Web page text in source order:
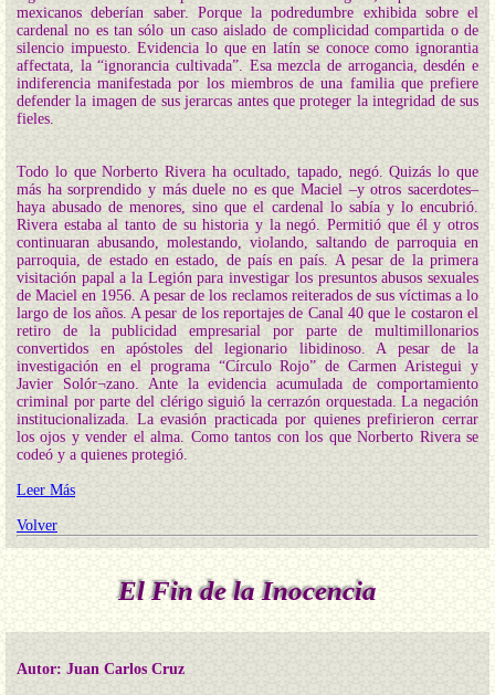
mexicanos deberían saber. Porque la podredumbre exhibida sobre el
cardenal no es tan sólo un caso aislado de complicidad compartida o de
silencio impuesto. Evidencia lo que en latín se conoce como ignorantia
affectata, la “ignorancia cultivada”. Esa mezcla de arrogancia, desdén e
indiferencia manifestada por los miembros de una familia que prefiere
defender la imagen de sus jerarcas antes que proteger la integridad de sus
fieles.
Todo lo que Norberto Rivera ha ocultado, tapado, negó. Quizás lo que
más ha sorprendido y más duele no es que Maciel –y otros sacerdotes–
haya abusado de menores, sino que el cardenal lo sabía y lo encubrió.
Rivera estaba al tanto de su historia y la negó. Permitió que él y otros
continuaran abusando, molestando, violando, saltando de parroquia en
parroquia, de estado en estado, de país en país. A pesar de la primera
visitación papal a la Legión para investigar los presuntos abusos sexuales
de Maciel en 1956. A pesar de los reclamos reiterados de sus víctimas a lo
largo de los años. A pesar de los reportajes de Canal 40 que le costaron el
retiro de la publicidad empresarial por parte de multimillonarios
convertidos en apóstoles del legionario libidinoso. A pesar de la
investigación en el programa “Círculo Rojo” de Carmen Aristegui y
Javier Solór¬zano. Ante la evidencia acumulada de comportamiento
criminal por parte del clérigo siguió la cerrazón orquestada. La negación
institucionalizada. La evasión practicada por quienes prefirieron cerrar
los ojos y vender el alma. Como tantos con los que Norberto Rivera se
codeó y a quienes protegió.
Leer Más
Volver
El Fin de la Inocencia
Autor: Juan Carlos Cruz